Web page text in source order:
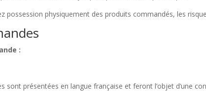
possession physiquement des produits commandés, les
:
sont présentées en langue française et feront l’objet d’une